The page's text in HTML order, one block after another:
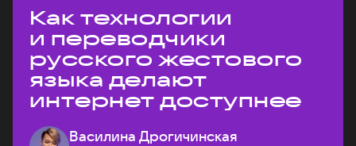
Как технологии
и переводчики
русского жестового
языка делают
интернет доступнее
Василина Дрогичинская